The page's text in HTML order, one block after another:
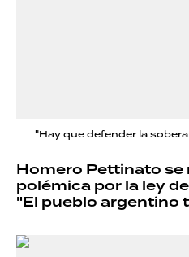
"Hay que defender la
Homero Pettinato se
polémica por la ley
"El pueblo argentino